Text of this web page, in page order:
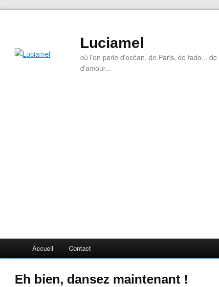
Luciamel
où l'on parle d'océan, de Paris, de fado...
d'amour...
Accueil Contact
Eh bien, dansez maintenant !